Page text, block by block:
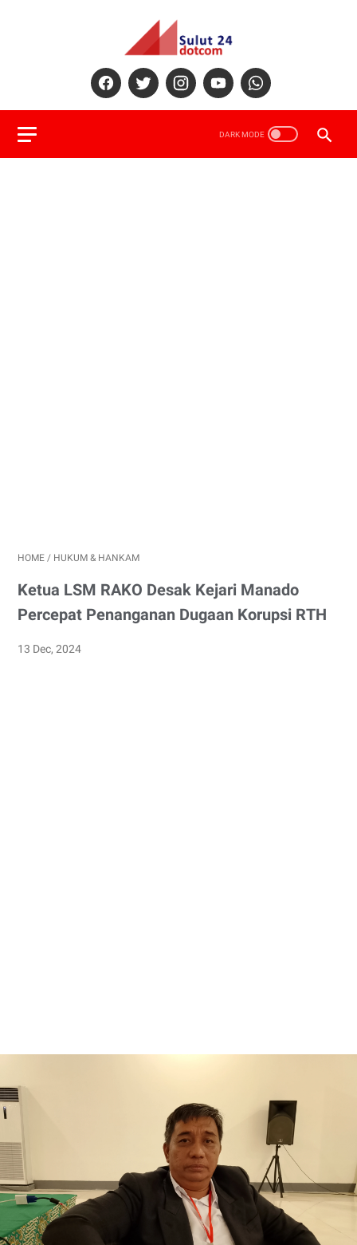
HOME / HUKUM & HANKAM
Ketua LSM RAKO Desak Kejari Manado
Percepat Penanganan Dugaan Korupsi RTH
13 Dec, 2024